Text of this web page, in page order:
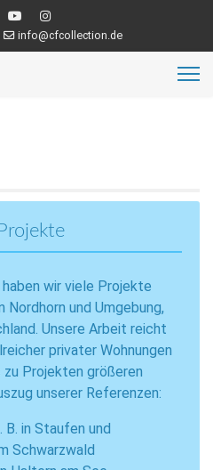
info@cfcollection.de
wir viele Projekte
und Umgebung,
Unsere Arbeit reicht
privater Wohnungen
zu Projekten größeren
unserer Referenzen:
B. in Staufen und
Schwarzwald